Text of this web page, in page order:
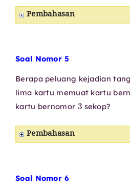
Pembahasan
Soal Nomor 5
Berapa peluang kejadian
lima kartu memuat kartu
kartu bernomor
3
sekop?
Pembahasan
Soal Nomor 6